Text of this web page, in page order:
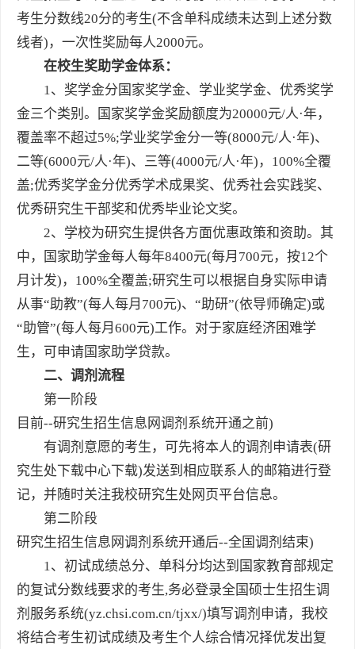
考生分数线20分的考生(不含单科成绩未达到上述分数
线者)，一次性奖励每人2000元。
在校生奖助学金体系：
1、奖学金分国家奖学金、学业奖学金、优秀奖学
金三个类别。国家奖学金奖励额度为20000元/人·年，
覆盖率不超过5%;学业奖学金分一等(8000元/人·年)、
二等(6000元/人·年)、三等(4000元/人·年)，100%全覆
盖;优秀奖学金分优秀学术成果奖、优秀社会实践奖、
优秀研究生干部奖和优秀毕业论文奖。
2、学校为研究生提供各方面优惠政策和资助。其
中，国家助学金每人每年8400元(每月700元，按12个
月计发)，100%全覆盖;研究生可以根据自身实际申请
从事“助教”(每人每月700元)、“助研”(依导师确定)或
“助管”(每人每月600元)工作。对于家庭经济困难学
生，可申请国家助学贷款。
二、调剂流程
第一阶段
目前--研究生招生信息网调剂系统开通之前)
有调剂意愿的考生，可先将本人的调剂申请表(研
究生处下载中心下载)发送到相应联系人的邮箱进行登
记，并随时关注我校研究生处网页平台信息。
第二阶段
研究生招生信息网调剂系统开通后--全国调剂结束)
1、初试成绩总分、单科分均达到国家教育部规定
的复试分数线要求的考生,务必登录全国硕士生招生调
剂服务系统(yz.chsi.com.cn/tjxx/)填写调剂申请，我校
将结合考生初试成绩及考生个人综合情况择优发出复